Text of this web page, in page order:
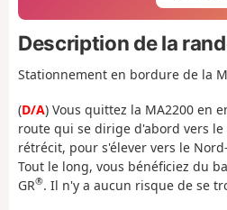
Description de la
Stationnement en bordure de la
(D/A) Vous quittez la MA2200 en
route qui se dirige d'abord vers le
rétrécit, pour s'élever vers le
Tout le long, vous bénéficiez du
GR®. Il n'y a aucun risque de se